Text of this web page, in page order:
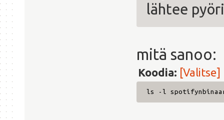
lähtee
mitä sanoo:
Koodia: [Valitse]
ls -l